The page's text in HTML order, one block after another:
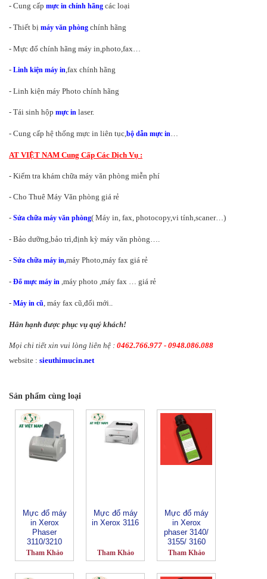
- Cung cấp mực in chính hãng các loại
- Thiết bị máy văn phòng chính hãng
- Mực đổ chính hãng máy in,photo,fax…
- Linh kiện máy in ,fax chính hãng
- Linh kiện máy Photo chính hãng
- Tái sinh hộp mực in laser.
- Cung cấp hệ thống mực in liên tục, bộ dẫn mực in
AT VIỆT NAM Cung Cấp Các Dịch Vụ :
- Kiểm tra khám chữa máy văn phòng miễn phí
- Cho Thuê Máy Văn phòng giá rẻ
- Sửa chữa máy văn phòng( Máy in, fax, photocopy,vi tính,scaner…)
- Bảo dưỡng,bảo trì,định kỳ máy văn phòng….
- Sửa chữa máy in,máy Photo,máy fax giá rẻ
- Đổ mực máy in ,máy photo ,máy fax … giá rẻ
- Máy in cũ , máy fax cũ,đổi mới..
Hân hạnh được phục vụ quý khách!
Mọi chi tiết xin vui lòng liên hệ : 0462.766.977 - 0948.086.088
website : sieuthimucin.net
Sản phẩm cùng loại
Mực đổ máy
in Xerox
Phaser
3110/3210
CRU
Tham Khảo
Mực đổ máy
in Xerox 3116
Tham Khảo
Mực đổ máy
in Xerox
phaser 3140/
3155/ 3160
Tham Khảo